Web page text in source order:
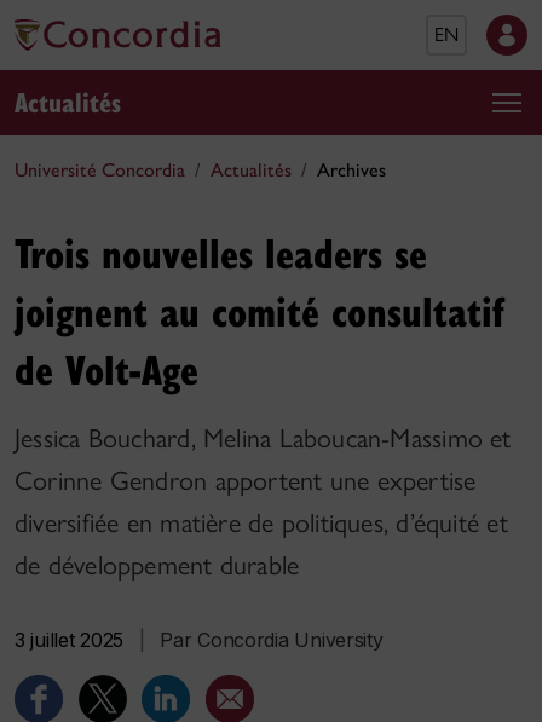
EN
Actualités
Université Concordia Actualités Archives
Trois nouvelles leaders se
joignent au comité consultatif
de Volt-Age
Jessica Bouchard, Melina Laboucan-Massimo et
Corinne Gendron apportent une expertise
diversifiée en matière de politiques, d’équité et
de développement durable
3 juillet 2025 Par Concordia University